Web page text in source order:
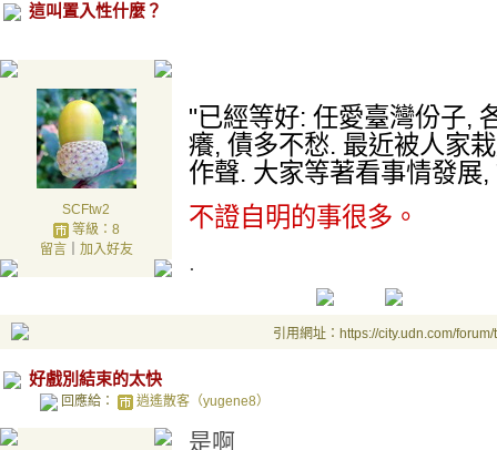
這叫置入性什麼？
SCFtw2
等級：8
留言｜ 加入好友
"已經等好: 任愛臺灣份子,
癢, 債多不愁. 最近被人家
作聲. 大家等著看事情發展
不證自明的事很多。
.
引用網址：https://city.udn.com/
好戲別結束的太快
回應給： 逍遙散客（yugene8）
是啊